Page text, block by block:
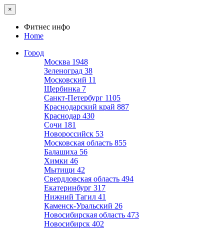
×
Фитнес инфо
Home
Город
Москва 1948
Зеленоград 38
Московский 11
Щербинка 7
Санкт-Петербург 1105
Краснодарский край 887
Краснодар 430
Сочи 181
Новороссийск 53
Московская область 855
Балашиха 56
Химки 46
Мытищи 42
Свердловская область 494
Екатеринбург 317
Нижний Тагил 41
Каменск-Уральский 26
Новосибирская область 473
Новосибирск 402